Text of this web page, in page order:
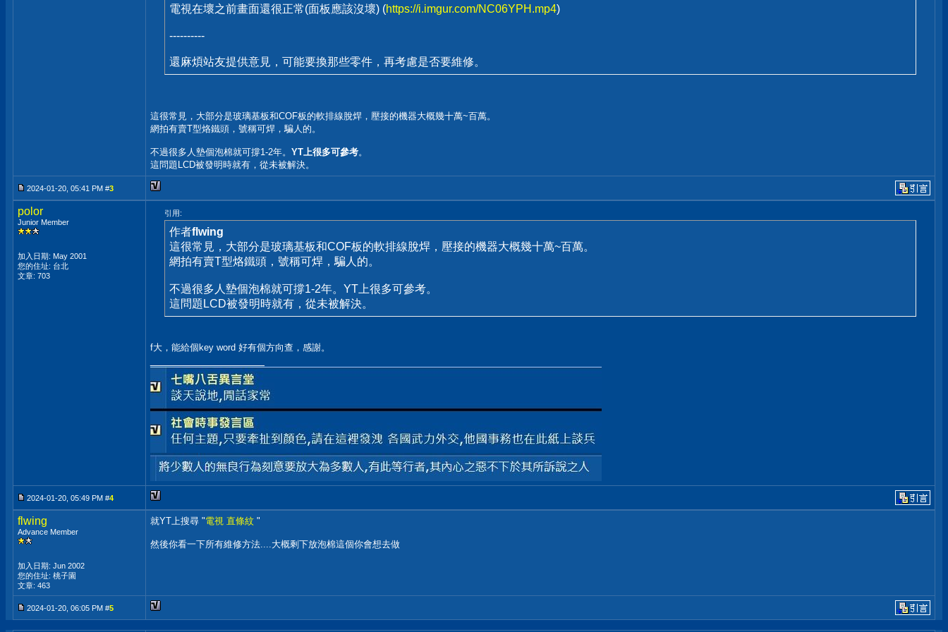
電視在壞之前畫面還很正常(面板應該沒壞) (https://i.imgur.com/NC06YPH.mp4)
----------
還麻煩站友提供意見，可能要換那些零件，再考慮是否要維修。
這很常見，大部分是玻璃基板和COF板的軟排線脫焊，壓接的機器大概幾十萬~百萬。
網拍有賣T型烙鐵頭，號稱可焊，騙人的。
不過很多人墊個泡棉就可撐1-2年。 YT上很多可參考。
這問題LCD被發明時就有，從未被解決。
2024-01-20, 05:41 PM #3
polor
Junior Member
加入日期: May 2001
您的住址: 台北
文章: 703
引用:
作者flwing
這很常見，大部分是玻璃基板和COF板的軟排線脫焊，壓接的機器大概幾十萬~百萬。
網拍有賣T型烙鐵頭，號稱可焊，騙人的。
不過很多人墊個泡棉就可撐1-2年。YT上很多可參考。
這問題LCD被發明時就有，從未被解決。
f大，能給個key word 好有個方向查，感謝。
2024-01-20, 05:49 PM #4
flwing
Advance Member
加入日期: Jun 2002
您的住址: 桃子園
文章: 463
就YT上搜尋 "電視 直條紋 "
然後你看一下所有維修方法....大概剩下放泡棉這個你會想去做
2024-01-20, 06:05 PM #5